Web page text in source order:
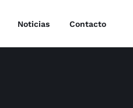
Noticias Contacto